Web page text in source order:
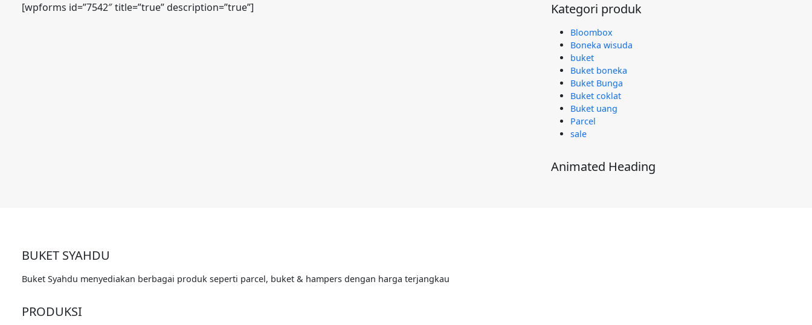
[wpforms id=”7542″ title=”true” description=”true”] Kategori produk
Bloombox
Boneka wisuda
buket
Buket boneka
Buket Bunga
Buket coklat
Buket uang
Parcel
sale
Animated Heading
BUKET SYAHDU
Buket Syahdu menyediakan berbagai produk seperti parcel, buket & hampers dengan harga terjangkau
PRODUKSI